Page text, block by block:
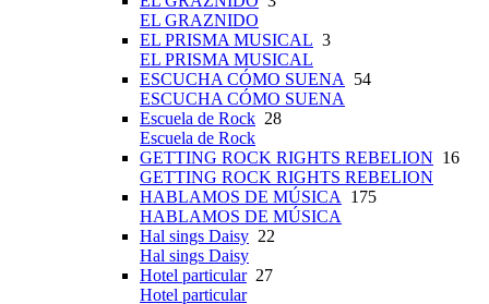
EL GRAZNIDO
EL PRISMA MUSICAL 3
EL PRISMA MUSICAL
ESCUCHA CÓMO SUENA
54
ESCUCHA CÓMO SUENA
Escuela de Rock 28
Escuela de Rock
GETTING ROCK RIGHTS REBELION 16
GETTING ROCK RIGHTS REBELION
HABLAMOS DE MÚSICA
175
HABLAMOS DE MÚSICA
Hal sings Daisy 22
Hal sings Daisy
Hotel particular27
Hotel particular